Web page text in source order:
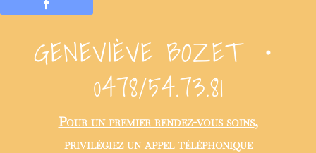
GENEVIÈVE BOZET ・
0478/54.73.81
Pour un premier rendez-vous soins,
privilégiez un appel téléphonique